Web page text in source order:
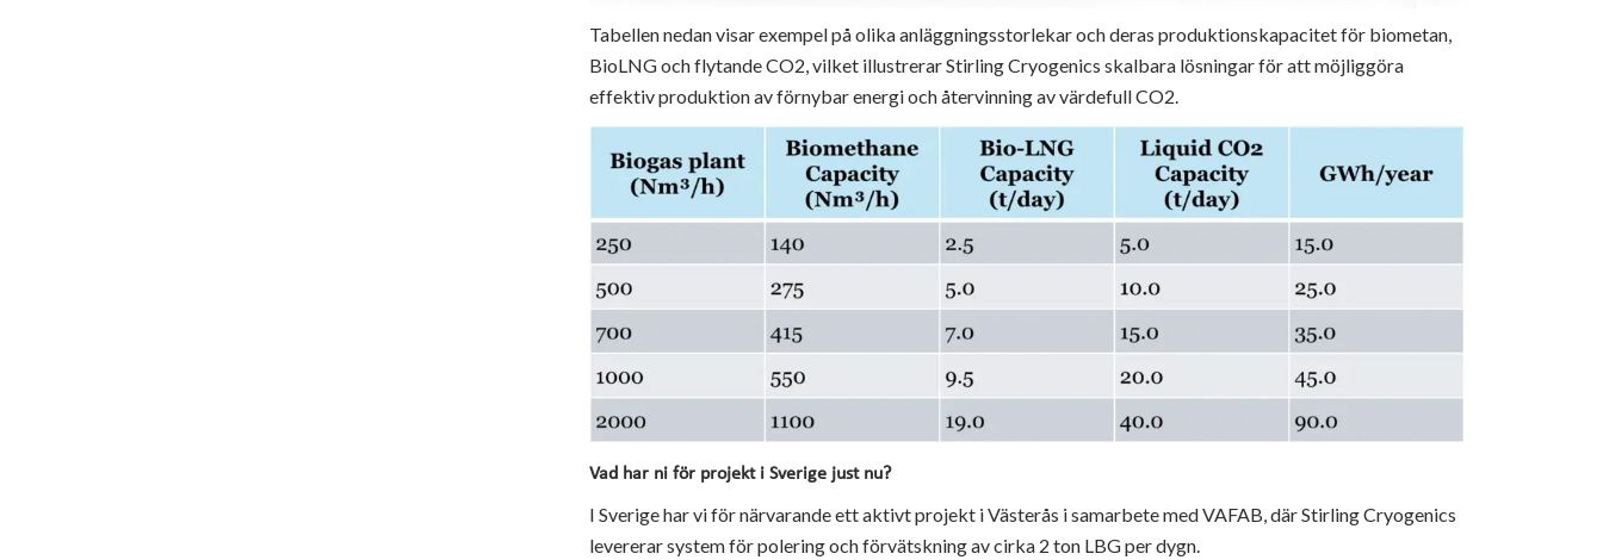
Tabellen nedan visar exempel på olika anläggningsstorlekar och deras produktionskapacitet för biometan,
BioLNG och flytande CO2, vilket illustrerar Stirling Cryogenics skalbara lösningar för att möjliggöra
effektiv produktion av förnybar energi och återvinning av värdefull CO2.
Vad har ni för projekt i Sverige just nu?
I Sverige har vi för närvarande ett aktivt projekt i Västerås i samarbete med VAFAB, där Stirling Cryogenics
levererar system för polering och förvätskning av cirka 2 ton LBG per dygn.